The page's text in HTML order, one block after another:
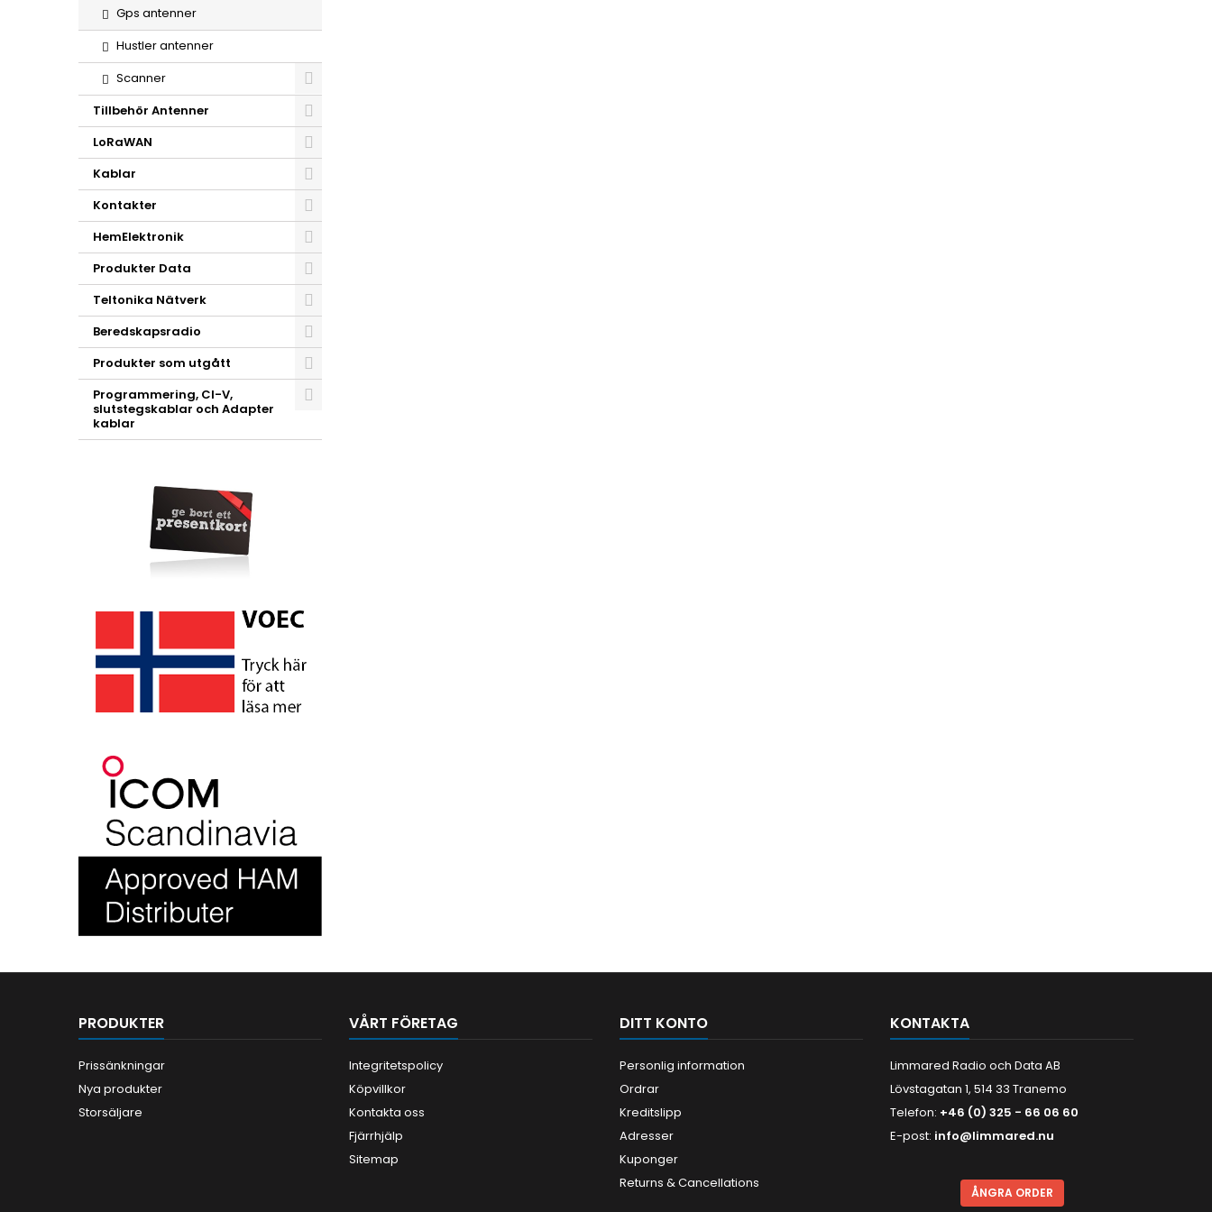
Gps antenner
Hustler antenner
Scanner
Tillbehör Antenner
LoRaWAN
Kablar
Kontakter
HemElektronik
Produkter Data
Teltonika Nätverk
Beredskapsradio
Produkter som utgått
Programmering, CI-V,
slutstegskablar och Adapter
kablar
PRODUKTER
Prissänkningar
Nya produkter
Storsäljare
VÅRT FÖRETAG
Integritetspolicy
Köpvillkor
Kontakta oss
Fjärrhjälp
Sitemap
DITT KONTO
Personlig information
Ordrar
Kreditslipp
Adresser
Kuponger
Returns & Cancellations
KONTAKTA
Limmared Radio och Data AB
Lövstagatan 1, 514 33 Tranemo
Telefon: +46 (0) 325 - 66 06 60
E-post: info@limmared.nu
ÅNGRA ORDER